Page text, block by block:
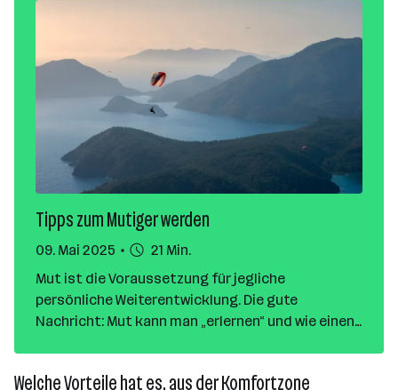
Tipps zum Mutiger werden
09. Mai 2025
21 Min.
Mut ist die Voraussetzung für jegliche
persönliche Weiterentwicklung. Die gute
Nachricht: Mut kann man „erlernen“ und wie einen
Welche Vorteile hat es, aus der Komfortzone